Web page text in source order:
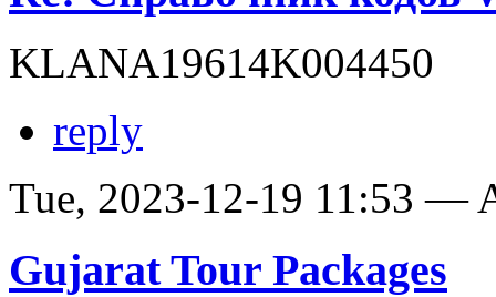
KLANA19614K004450
reply
Tue, 2023-12-19 11:53 —
Gujarat Tour Packages